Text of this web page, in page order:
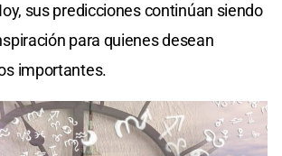
sus predicciones continúan siendo
para quienes desean
importantes.